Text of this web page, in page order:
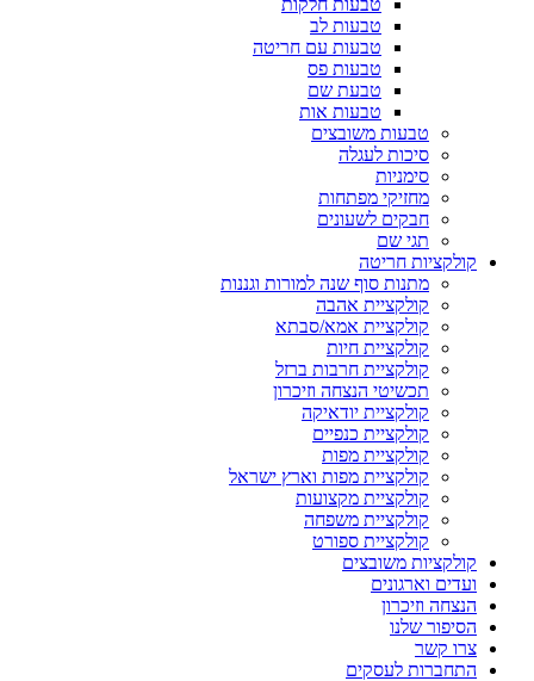
טבעות לב
טבעות עם חריטה
טבעות פס
טבעת שם
טבעות אות
טבעות משובצים
סיכות לעגלה
סימניות
מחזיקי מפתחות
חבקים לשעונים
תגי שם
קולקציות חריטה
מתנות סוף שנה למורות וגננות
קולקציית אהבה
קולקציית אמא/סבתא
קולקציית חיות
קולקציית חרבות ברזל
תכשיטי הנצחה וזיכרון
קולקציית יודאיקה
קולקציית כנפיים
קולקציית מפות
קולקציית מפות וארץ ישראל
קולקציית מקצועות
קולקציית משפחה
קולקציית ספורט
קולקציות משובצים
ועדים וארגונים
הנצחה וזיכרון
הסיפור שלנו
צרו קשר
התחברות לעסקים